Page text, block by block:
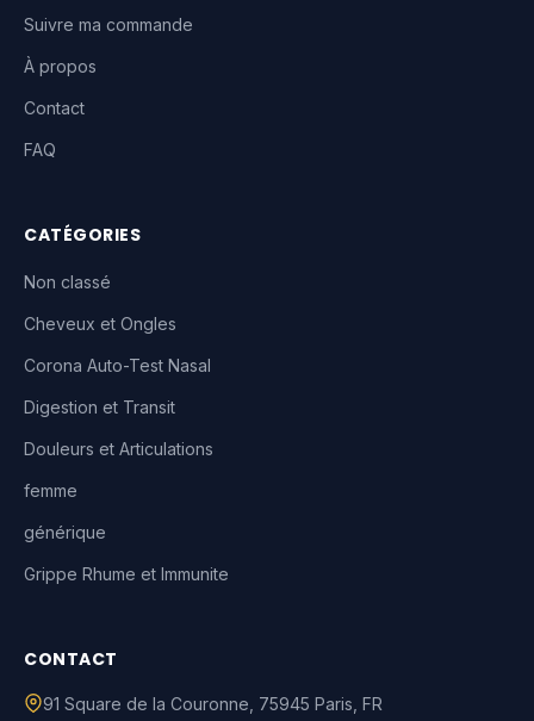
Suivre ma commande
À propos
Contact
FAQ
CATÉGORIES
Non classé
Cheveux et Ongles
Corona Auto-Test Nasal
Digestion et Transit
Douleurs et Articulations
femme
générique
Grippe Rhume et Immunite
CONTACT
91 Square de la Couronne 75945 Paris FR